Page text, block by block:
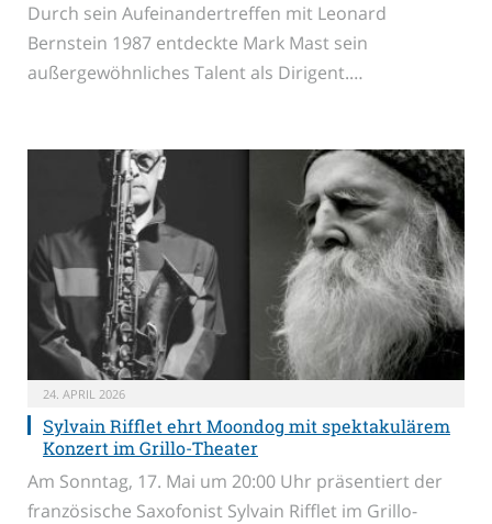
Durch sein Aufeinandertreffen mit Leonard
Bernstein 1987 entdeckte Mark Mast sein
außergewöhnliches Talent als Dirigent.…
24. APRIL 2026
Sylvain Rifflet ehrt Moondog mit spektakulärem
Konzert im Grillo-Theater
Am Sonntag, 17. Mai um 20:00 Uhr präsentiert der
französische Saxofonist Sylvain Rifflet im Grillo-